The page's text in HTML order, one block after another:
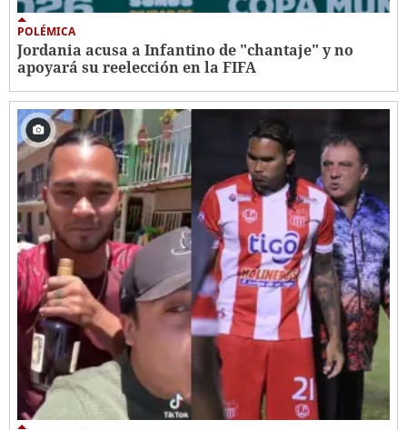
POLÉMICA
Jordania acusa a Infantino de "chantaje" y no
apoyará su reelección en la FIFA